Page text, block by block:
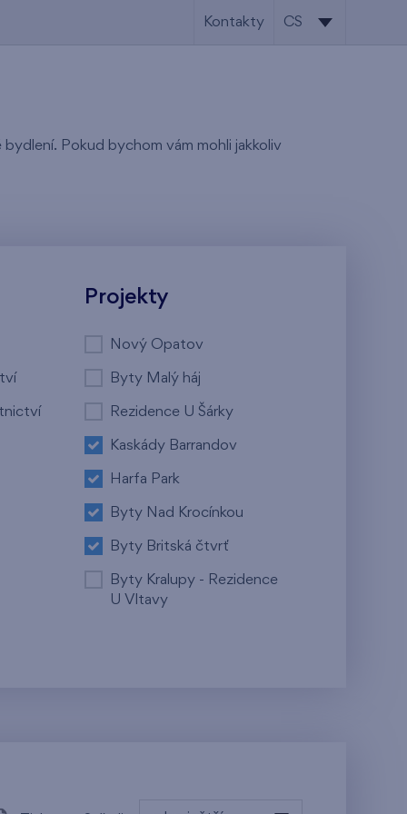
Kontakty CS
Pokud bychom vám mohli jakkoliv
Projekty
Nový Opatov
Byty Malý háj
Rezidence U Šárky
Kaskády Barrandov
Harfa Park
Byty Nad Krocínkou
Byty Britská čtvrť
Byty Kralupy - Rezidence
U Vltavy